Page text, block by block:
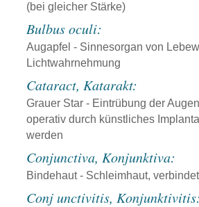
(bei gleicher Stärke)
Bulbus oculi:
Augapfel - Sinnesorgan von
Lichtwahrnehmung
Cataract, Katarakt:
Grauer Star - Eintrübung der
operativ durch künstliches
werden
Conjunctiva, Konjunktiva:
Bindehaut - Schleimhaut,
Conj unctivitis, Konjunktivitis: